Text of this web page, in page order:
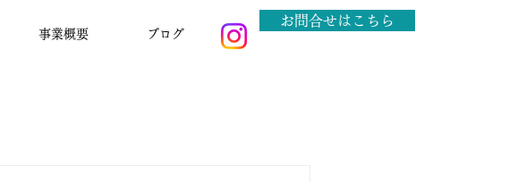
事業概要 ブログ
お問合せはこちら